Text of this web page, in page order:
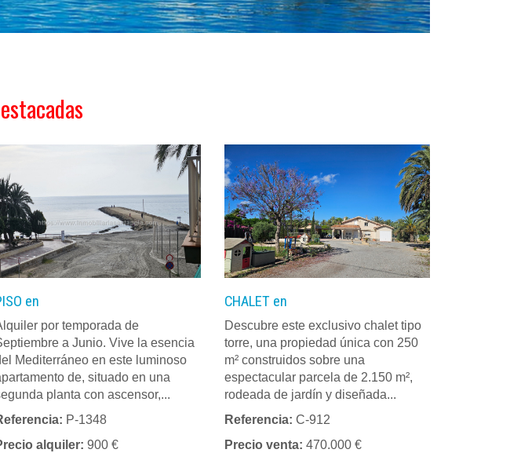
en
por temporada de
a Junio. Vive la esencia
Mediterráneo en este luminoso
de, situado en una
planta con ascensor,...
P-1348
alquiler: 900 €
CHALET en
Descubre este exclusivo chalet tipo
torre, una propiedad única con 250
m² construidos sobre una
espectacular parcela de 2.150 m²,
rodeada de jardín y diseñada...
Referencia: C-912
Precio venta: 470.000 €